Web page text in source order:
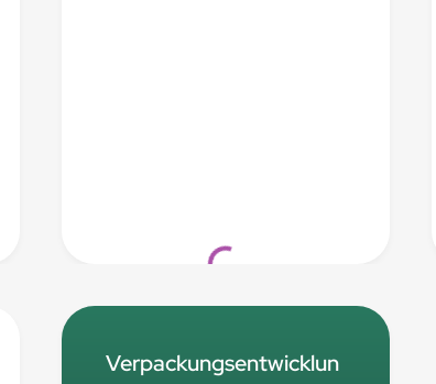
Loading...
Verpackungsentwicklun